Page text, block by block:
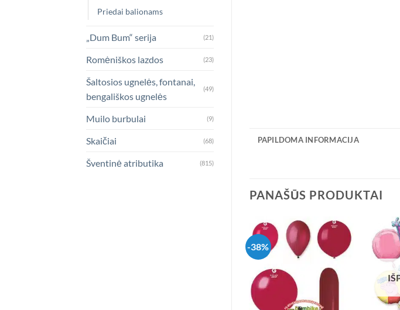
Priedai balionams
„Dum Bum“ serija (21)
Romėniškos lazdos (23)
Šaltosios ugnelės, fontanai,
bengališkos ugnelės
(49)
Muilo burbulai (9)
Skaičiai (68)
Šventinė atributika (815)
PAPILDOMA INFORMACIJA
PANAŠŪS PRODUKTAI
-38%